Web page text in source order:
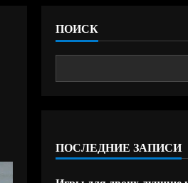
ПОИСК
ПОСЛЕДНИЕ ЗАПИСИ